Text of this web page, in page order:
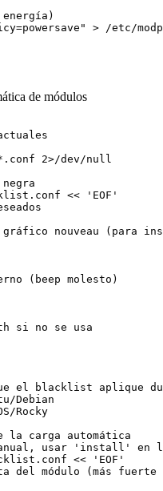
de módulos
2>/dev/null
<< 'EOF'
nouveau (para
(beep molesto)
si no se usa
el blacklist aplique
Debian
Rocky
carga automática
manual, usar 'install'
<< 'EOF'
del módulo (más